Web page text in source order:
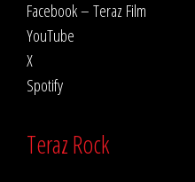
Facebook – Teraz Film
YouTube
X
Spotify
Teraz Rock